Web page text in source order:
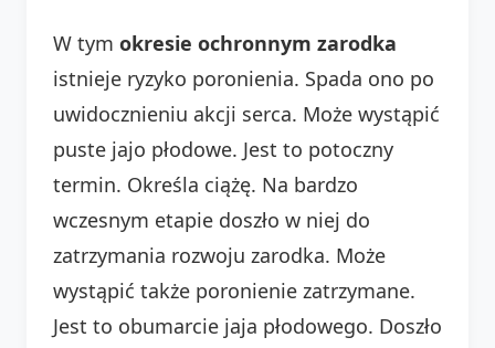
W tym okresie ochronnym zarodka
istnieje ryzyko poronienia. Spada ono po
uwidocznieniu akcji serca. Może wystąpić
puste jajo płodowe. Jest to potoczny
termin. Określa ciążę. Na bardzo
wczesnym etapie doszło w niej do
zatrzymania rozwoju zarodka. Może
wystąpić także poronienie zatrzymane.
Jest to obumarcie jaja płodowego. Doszło